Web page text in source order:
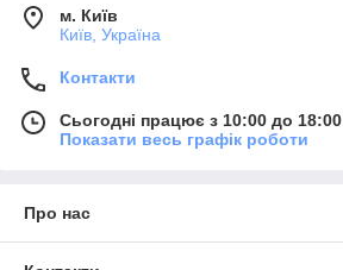
м. Київ
Київ, Україна
Контакти
Сьогодні працює з 10:00 до 18:00
Показати весь графік роботи
Про нас